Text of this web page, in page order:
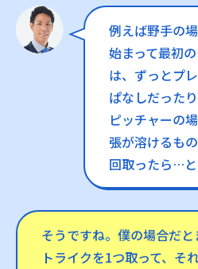
例えば野手の
始まって最初
は、ずっとプ
ぱなしだったり
ピッチャーの
張が溶けるも
回取ったら…と
そうですね。僕の場合だと
トライクを1つ取って、そ